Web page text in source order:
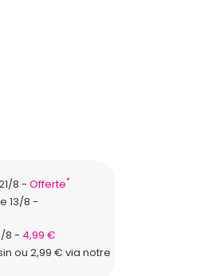
8 Offerte*
13/8
8
4,99 €
ou 2,99 € via notre